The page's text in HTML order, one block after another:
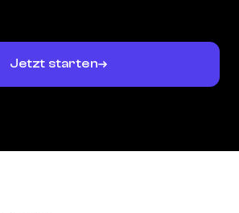
Jetzt starten